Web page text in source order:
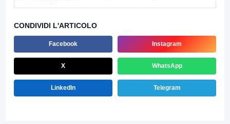
CONDIVIDI L'ARTICOLO
Facebook Instagram
X WhatsApp
LinkedIn Telegram